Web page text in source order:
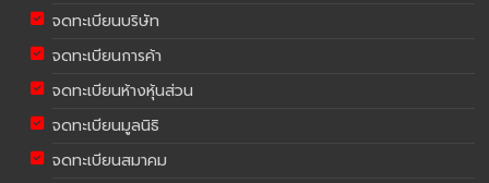
จดทะเบียนบริษัท
จดทะเบียนการค้า
จดทะเบียนห้างหุ้นส่วน
จดทะเบียนมูลนิธิ
จดทะเบียนสมาคม